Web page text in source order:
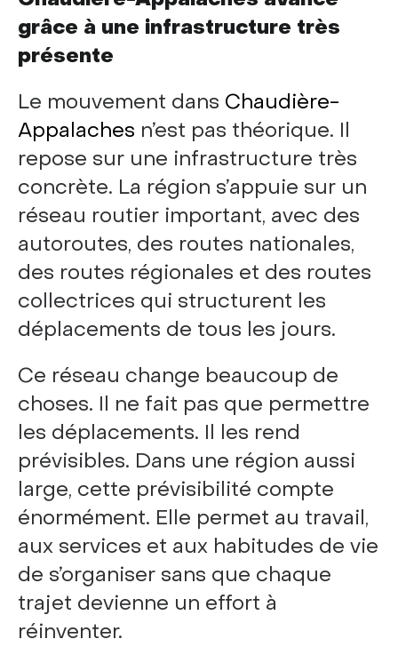
grâce à une infrastructure très
présente
Le mouvement dans Chaudière-
Appalaches n’est pas théorique. Il
repose sur une infrastructure très
concrète. La région s’appuie sur un
réseau routier important, avec des
autoroutes, des routes nationales,
des routes régionales et des routes
collectrices qui structurent les
déplacements de tous les jours.
Ce réseau change beaucoup de
choses. Il ne fait pas que permettre
les déplacements. Il les rend
prévisibles. Dans une région aussi
large, cette prévisibilité compte
énormément. Elle permet au travail,
aux services et aux habitudes de vie
de s’organiser sans que chaque
trajet devienne un effort à
réinventer.